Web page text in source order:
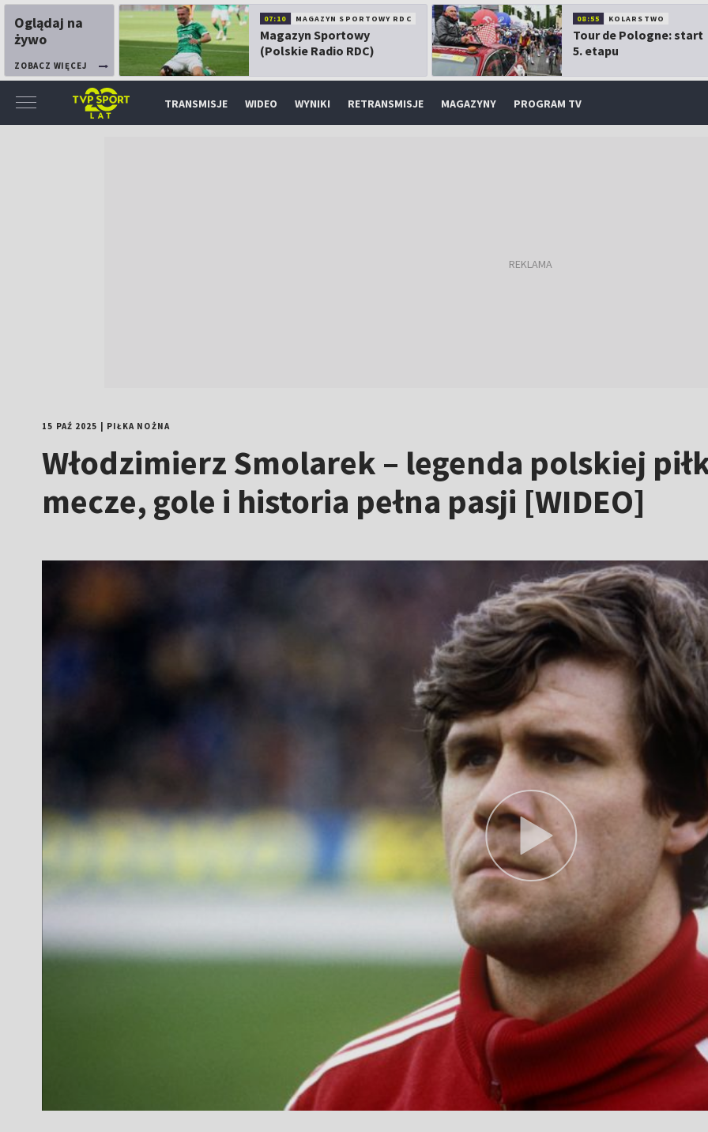
Oglądaj na
żywo
ZOBACZ WIĘCEJ
07:10 MAGAZYN SPORTOWY RDC
Magazyn Sportowy
(Polskie Radio RDC)
08:55 KOLARSTWO
Tour de Pologne: start
5. etapu
TRANSMISJE WIDEO WYNIKI RETRANSMISJE MAGAZYNY PROGRAM TV
15 PAŹ 2025 PIŁKA NOŻNA
Włodzimierz Smolarek – legenda polskiej
mecze, gole i historia pełna pasji [WIDEO]